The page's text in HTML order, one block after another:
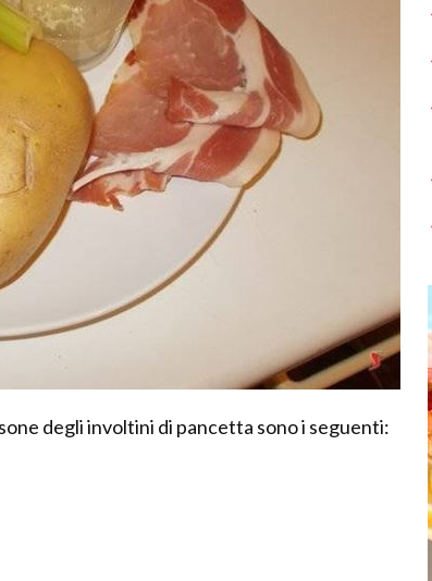
degli involtini di pancetta sono i seguenti: